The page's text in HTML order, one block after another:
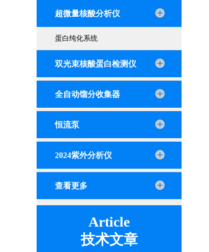
超微量核酸分析仪
蛋白纯化系统
双光束核酸蛋白检测仪
全自动馏分收集器
恒流泵
2024紫外分析仪
查看更多
Article
技术文章